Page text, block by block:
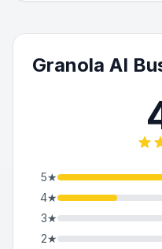
Granola AI
5★
4★
3★
2★